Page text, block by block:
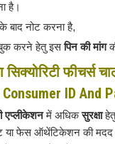
है।
बाद नोट करना है,
करने हेतु इसपिन की मांग
सिक्योरिटी फीचर्स
ID And
एप्लीकेशनमें अधिकसुरक्षा
या फेस ऑथेंटिकेशन की